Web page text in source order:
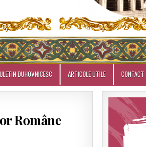
DUHOVNICESC ARTICOLE UTILE CONTACT
Române